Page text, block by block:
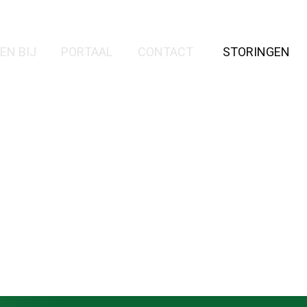
BIJ PORTAAL CONTACT STORINGEN